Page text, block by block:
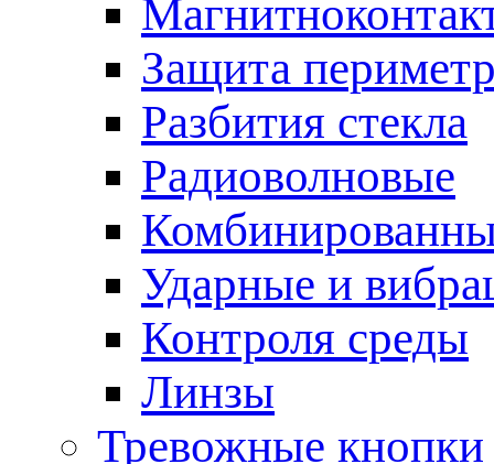
Защита
Разбития стекла
Радиоволновые
Ударные и
Контроля среды
Линзы
Тревожные кнопки